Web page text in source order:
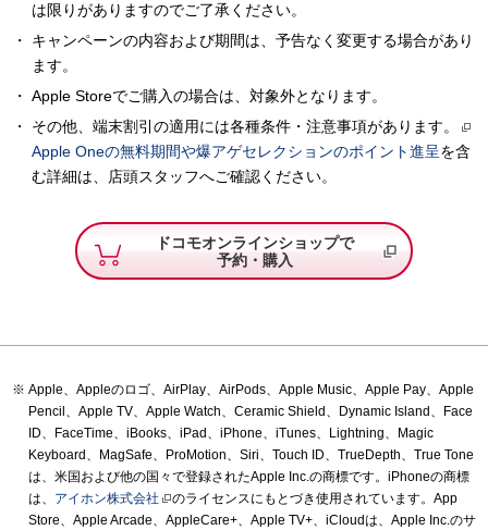
は限りがありますのでご了承ください。
キャンペーンの内容および期間は、予告なく変更する場合があり
ます。
Apple Storeでご購入の場合は、対象外となります。
その他、端末割引の適用には各種条件・注意事項があります。
Apple Oneの無料期間や爆アゲセレクションのポイント進呈を含
む詳細は、店頭スタッフへご確認ください。
ドコモオンラインショップで
予約・購入
Apple、Appleのロゴ、AirPlay、AirPods、Apple Music、Apple Pay、Apple
Pencil、Apple TV、Apple Watch、Ceramic Shield、Dynamic Island、Face
ID、FaceTime、iBooks、iPad、iPhone、iTunes、Lightning、Magic
Keyboard、MagSafe、ProMotion、Siri、Touch ID、TrueDepth、True Tone
は、米国および他の国々で登録されたApple Inc.の商標です。iPhoneの商標
は、 アイホン株式会社
のライセンスにもとづき使用されています。App
Store、Apple Arcade、AppleCare+、Apple TV+、iCloudは、Apple Inc.のサ